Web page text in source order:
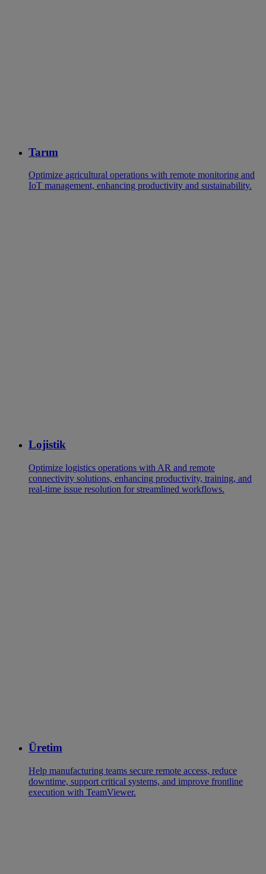
Tarım
Optimize agricultural operations with remote monitoring and
IoT management, enhancing productivity and sustainability.
Lojistik
Optimize logistics operations with AR and remote
connectivity solutions, enhancing productivity, training, and
real-time issue resolution for streamlined workflows.
Üretim
Help manufacturing teams secure remote access, reduce
downtime, support critical systems, and improve frontline
execution with TeamViewer.